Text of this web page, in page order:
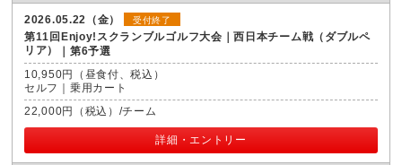
2026.05.22（金） 受付終了
第11回Enjoy!スクランブルゴルフ大会｜西日本チーム戦（ダブルペ
リア）
第6予選
10,950円（昼食付、税込）
セルフ｜乗用カート
22,000円（税込）/チーム
詳細・エントリー